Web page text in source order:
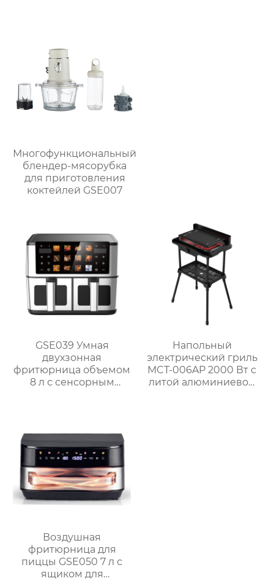
Многофункциональный
блендер-мясорубка
для приготовления
коктейлей GSE007
GSE039 Умная
двухзонная
фритюрница объемом
8 л с сенсорным
Напольный
электрический гриль
MCT-006AP 2000 Вт с
литой алюминиевой
Воздушная
фритюрница для
пиццы GSE050 7 л с
ящиком для